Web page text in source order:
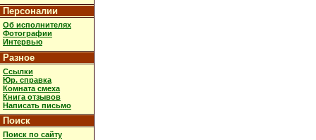
Персоналии
Об исполнителях
Фотографии
Интервью
Разное
Ссылки
Юр. справка
Комната смеха
Книга отзывов
Написать письмо
Поиск
Поиск по сайту